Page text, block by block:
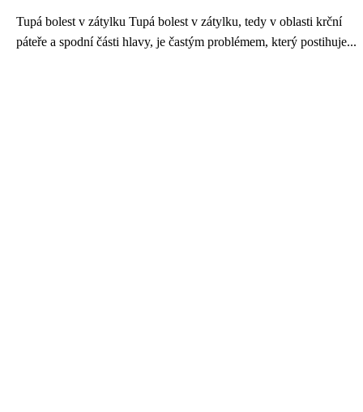
Tupá bolest v zátylku Tupá bolest v zátylku, tedy v oblasti krční
páteře a spodní části hlavy, je častým problémem, který postihuje...